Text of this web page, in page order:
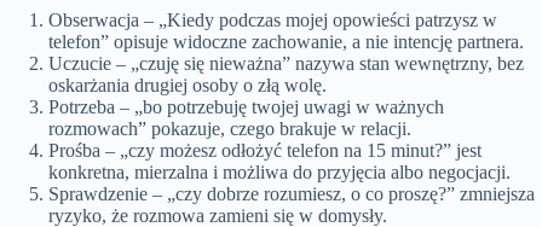
Obserwacja – „Kiedy podczas mojej opowieści patrzysz w
telefon” opisuje widoczne zachowanie, a nie intencję partnera.
Uczucie – „czuję się nieważna” nazywa stan wewnętrzny, bez
oskarżania drugiej osoby o złą wolę.
Potrzeba – „bo potrzebuję twojej uwagi w ważnych
rozmowach” pokazuje, czego brakuje w relacji.
Prośba – „czy możesz odłożyć telefon na 15 minut?” jest
konkretna, mierzalna i możliwa do przyjęcia albo negocjacji.
Sprawdzenie – „czy dobrze rozumiesz, o co proszę?” zmniejsza
ryzyko, że rozmowa zamieni się w domysły.